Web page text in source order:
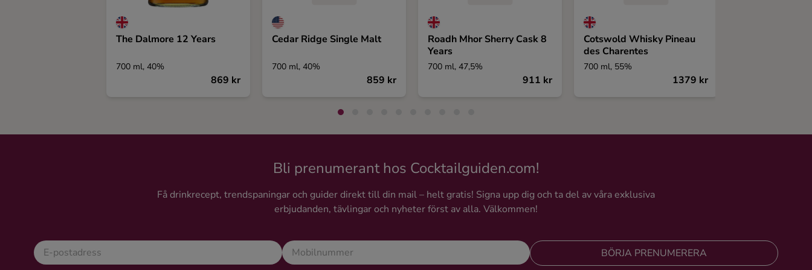
The Dalmore 12 Years
700 ml, 40%
869 kr
Cedar Ridge Single Malt
700 ml, 40%
859 kr
Roadh Mhor Sherry Cask 8
Years
700 ml, 47,5%
911 kr
Cotswold Whisky Pineau
des Charentes
700 ml, 55%
1379 kr
Bli prenumerant hos Cocktailguiden.com!
Få drinkrecept, trendspaningar och guider direkt till din mail – helt gratis! Signa upp dig och ta del av våra exklusiva
erbjudanden, tävlingar och nyheter först av alla. Välkommen!
BÖRJA PRENUMERERA